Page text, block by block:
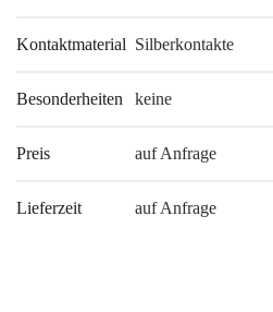
Kontaktmaterial Silberkontakte
Besonderheiten keine
Preis auf Anfrage
Lieferzeit auf Anfrage